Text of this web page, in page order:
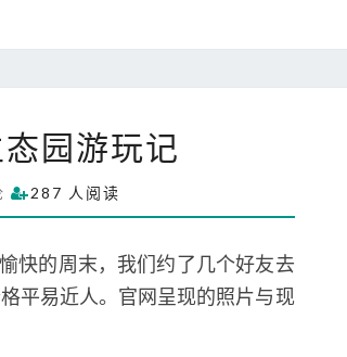
园游玩记
287 人阅读
快的周末，我们约了几个好友去
平易近人。官网呈现的照片与现